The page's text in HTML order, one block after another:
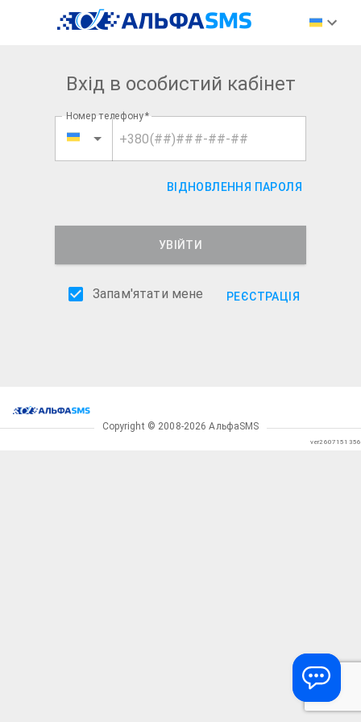
Вхід в особистий кабінет
Номер телефону*
ВІДНОВЛЕННЯ ПАРОЛЯ
УВІЙТИ
Запам'ятати мене РЕЄСТРАЦІЯ
Copyright © 2008-2026 АльфаSMS
ver2607151356